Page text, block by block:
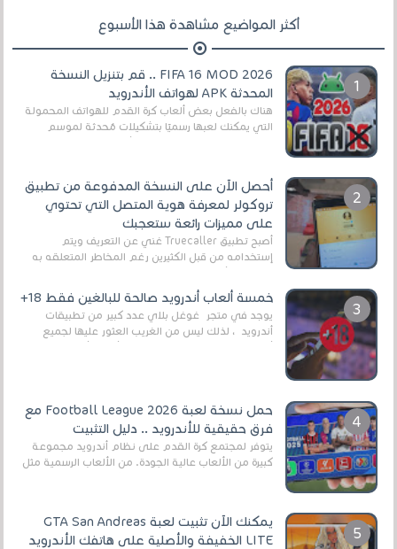
أكثر المواضيع مشاهدة هذا الأسبوع
FIFA 16 MOD 2026 .. قم بتنزيل النسخة
المحدثة APK لهواتف الأندرويد
هناك بالفعل بعض ألعاب كرة القدم للهواتف المحمولة
التي يمكنك لعبها رسميًا بتشكيلات مُحدثة لموسم
أحصل الآن على النسخة المدفوعة من تطبيق
تروكولر لمعرفة هوية المتصل التي تحتوي
على مميزات رائعة ستعجبك
أصبح تطبيق Truecaller غني عن التعريف ويتم
إستخدامه من قبل الكثيرين رغم المخاطر المتعلقه به
خمسة ألعاب أندرويد صالحة للبالغين فقط 18+
يوجد في متجر غوغل بلاي عدد كبير من تطبيقات
أندرويد ، لذلك ليس من الغريب العثور عليها لجميع
حمل نسخة لعبة Football League 2026 مع
فرق حقيقية للأندرويد .. دليل التثبيت
يتوفر لمجتمع كرة القدم على نظام أندرويد مجموعة
كبيرة من الألعاب عالية الجودة. من الألعاب الرسمية مثل
يمكنك الآن تثبيت لعبة GTA San Andreas
LITE الخفيفة والأصلية على هاتفك الأندرويد